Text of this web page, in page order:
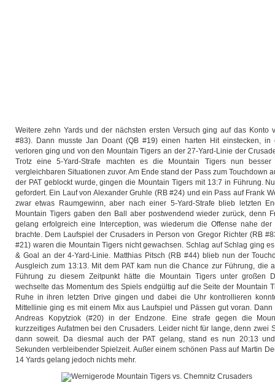
Weitere zehn Yards und der nächsten ersten Versuch ging auf das Konto
#83). Dann musste Jan Doant (QB #19) einen harten Hit einstecken, in
verloren ging und von den Mountain Tigers an der 27-Yard-Linie der
Trotz eine 5-Yard-Strafe machten es die Mountain Tigers nun
vergleichbaren Situationen zuvor. Am Ende stand der Pass zum Touchdown
der PAT geblockt wurde, gingen die Mountain Tigers mit 13:7 in Führung.
gefordert. Ein Lauf von Alexander Gruhle (RB #24) und ein Pass auf Frank
zwar etwas Raumgewinn, aber nach einer 5-Yard-Strafe blieb letzten
Mountain Tigers gaben den Ball aber postwendend wieder zurück, denn
gelang erfolgreich eine Interception, was wiederum die Offense nahe
brachte. Dem Laufspiel der Crusaders in Person von Gregor Richter (RB
#21) waren die Mountain Tigers nicht gewachsen. Schlag auf Schlag ging
& Goal an der 4-Yard-Linie. Matthias Pitsch (RB #44) blieb nun der
Ausgleich zum 13:13. Mit dem PAT kam nun die Chance zur Führung, die
Führung zu diesem Zeitpunkt hätte die Mountain Tigers unter großen
wechselte das Momentum des Spiels endgültig auf die Seite der Mountain
Ruhe in ihren letzten Drive gingen und dabei die Uhr kontrollieren
Mittellinie ging es mit einem Mix aus Laufspiel und Pässen gut voran.
Andreas Kopytziok (#20) in der Endzone. Eine strafe gegen die
kurzzeitiges Aufatmen bei den Crusaders. Leider nicht für lange, denn zwei
dann soweit. Da diesmal auch der PAT gelang, stand es nun 20:13
Sekunden verbleibender Spielzeit. Außer einem schönen Pass auf Martin
14 Yards gelang jedoch nichts mehr.